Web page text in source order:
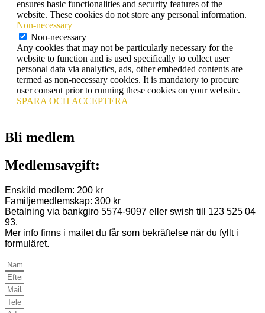
ensures basic functionalities and security features of the
website. These cookies do not store any personal information.
Non-necessary
Non-necessary
Any cookies that may not be particularly necessary for the
website to function and is used specifically to collect user
personal data via analytics, ads, other embedded contents are
termed as non-necessary cookies. It is mandatory to procure
user consent prior to running these cookies on your website.
SPARA OCH ACCEPTERA
Bli medlem
Medlemsavgift:
Enskild medlem: 200 kr
Familjemedlemskap: 300 kr
Betalning via bankgiro 5574-9097 eller swish till 123 525 04
93.
Mer info finns i mailet du får som bekräftelse när du fyllt i
formuläret.